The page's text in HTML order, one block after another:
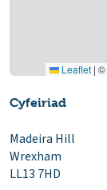
Leaflet | ©
Cyfeiriad
Madeira Hill
Wrexham
LL13 7HD